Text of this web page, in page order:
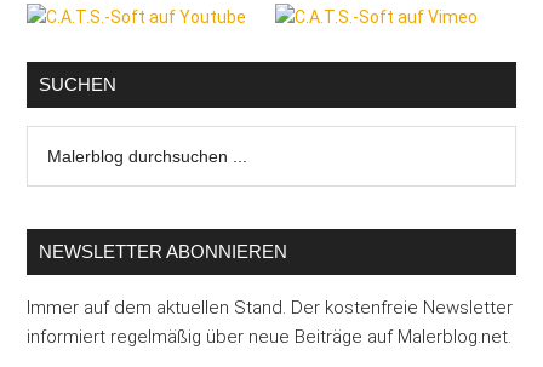
Seitenspalte
SUCHEN
durchsuchen
NEWSLETTER ABONNIEREN
Immer auf dem aktuellen Stand. Der kostenfreie Newsletter
informiert regelmäßig über neue Beiträge auf Malerblog.net.